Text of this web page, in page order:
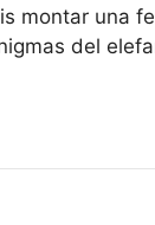
montar una
del